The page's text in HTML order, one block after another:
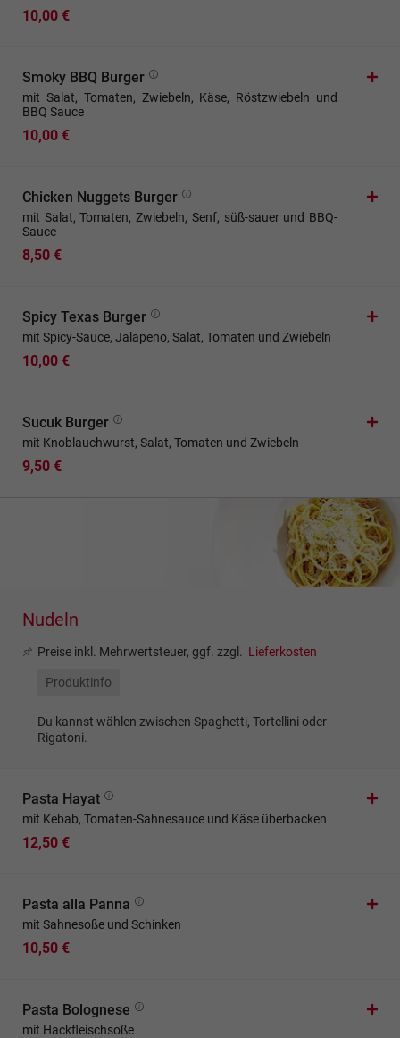
10,00 €
Smoky BBQ Burger
mit Salat, Tomaten, Zwiebeln, Käse, Röstzwiebeln und
BBQ Sauce
10,00 €
Chicken Nuggets Burger
mit Salat, Tomaten, Zwiebeln, Senf, süß-sauer und BBQ-
Sauce
8,50 €
Spicy Texas Burger
mit Spicy-Sauce, Jalapeno, Salat, Tomaten und Zwiebeln
10,00 €
Sucuk Burger
mit Knoblauchwurst, Salat, Tomaten und Zwiebeln
9,50 €
Nudeln
Preise inkl. Mehrwertsteuer, ggf. zzgl. Lieferkosten
Produktinfo
Du kannst wählen zwischen Spaghetti, Tortellini oder
Rigatoni.
Pasta Hayat
mit Kebab, Tomaten-Sahnesauce und Käse überbacken
12,50 €
Pasta alla Panna
mit Sahnesoße und Schinken
10,50 €
Pasta Bolognese
mit Hackfleischsoße